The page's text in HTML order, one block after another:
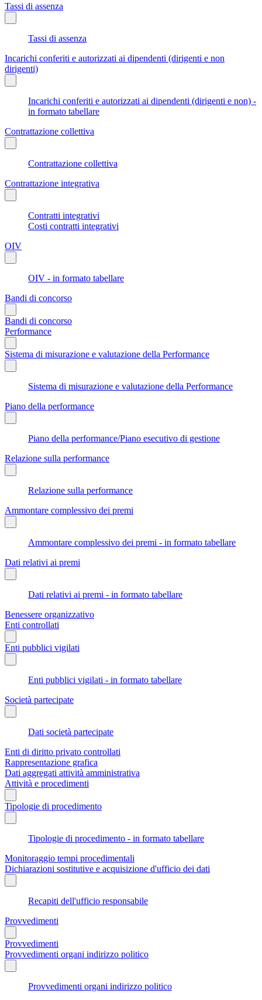
Tassi di assenza
Tassi di assenza
Incarichi conferiti e autorizzati ai dipendenti (dirigenti e non
dirigenti)
Incarichi conferiti e autorizzati ai dipendenti (dirigenti e non) -
in formato tabellare
Contrattazione collettiva
Contrattazione collettiva
Contrattazione integrativa
Contratti integrativi
Costi contratti integrativi
OIV
OIV - in formato tabellare
Bandi di concorso
Bandi di concorso
Performance
Sistema di misurazione e valutazione della Performance
Sistema di misurazione e valutazione della Performance
Piano della performance
Piano della performance/Piano esecutivo di gestione
Relazione sulla performance
Relazione sulla performance
Ammontare complessivo dei premi
Ammontare complessivo dei premi - in formato tabellare
Dati relativi ai premi
Dati relativi ai premi - in formato tabellare
Benessere organizzativo
Enti controllati
Enti pubblici vigilati
Enti pubblici vigilati - in formato tabellare
Società partecipate
Dati società partecipate
Enti di diritto privato controllati
Rappresentazione grafica
Dati aggregati attività amministrativa
Attività e procedimenti
Tipologie di procedimento
Tipologie di procedimento - in formato tabellare
Monitoraggio tempi procedimentali
Dichiarazioni sostitutive e acquisizione d'ufficio dei dati
Recapiti dell'ufficio responsabile
Provvedimenti
Provvedimenti
Provvedimenti organi indirizzo politico
Provvedimenti organi indirizzo politico